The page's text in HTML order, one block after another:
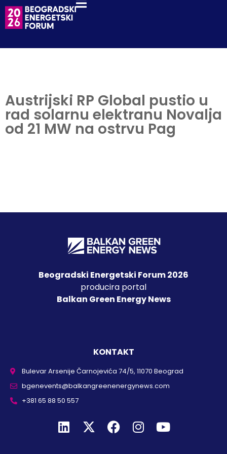
Austrijski RP Global pustio u
rad solarnu elektranu Novalja
od 21 MW na ostrvu Pag
Beogradski Energetski Forum 2026
producira portal
Balkan Green Energy News
KONTAKT
Bulevar Arsenije Čarnojevića 74/5, 11070 Beograd
bgenevents@balkangreenenergynews.com
+381 65 88 50 557